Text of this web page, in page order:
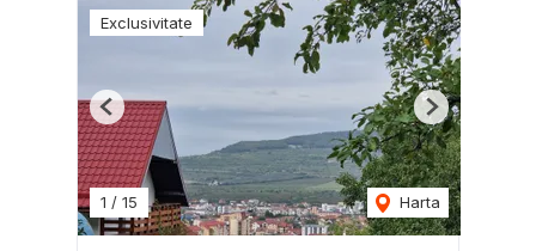
Exclusivitate
1 / 15 Harta
Previous Next